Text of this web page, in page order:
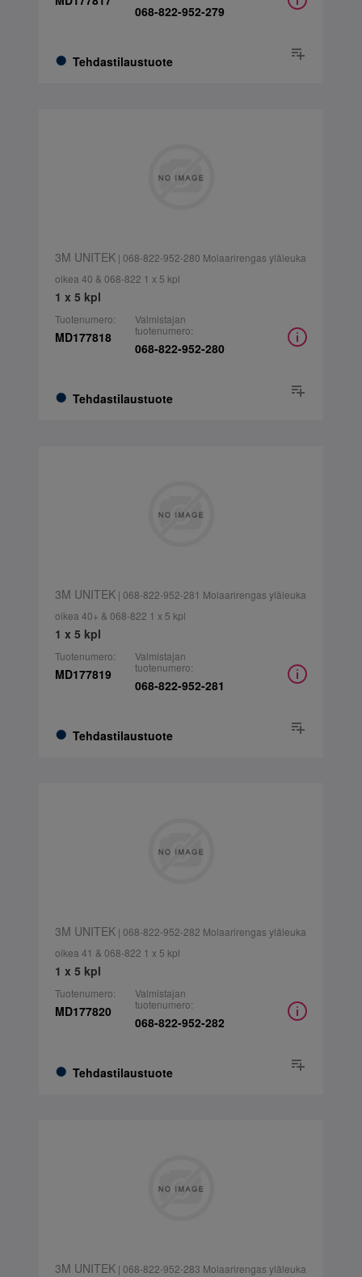
Tehdastilaustuote
068-822-952-279
3M UNITEK| 068-822-952-280 Molaarirengas yläleuka
oikea 40 & 068-822 1 x 5 kpl
1 x 5 kpl
Tuotenumero:
MD177818
Tehdastilaustuote
Valmistajan
tuotenumero:
068-822-952-280
3M UNITEK| 068-822-952-281 Molaarirengas yläleuka
oikea 40+ & 068-822 1 x 5 kpl
1 x 5 kpl
Tuotenumero:
MD177819
Tehdastilaustuote
Valmistajan
tuotenumero:
068-822-952-281
3M UNITEK| 068-822-952-282 Molaarirengas yläleuka
oikea 41 & 068-822 1 x 5 kpl
1 x 5 kpl
Tuotenumero:
MD177820
Tehdastilaustuote
Valmistajan
tuotenumero:
068-822-952-282
3M UNITEK| 068-822-952-283 Molaarirengas yläleuka